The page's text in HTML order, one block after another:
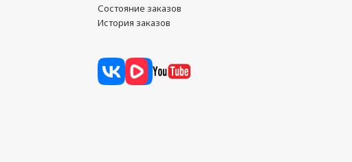
Состояние заказов
История заказов